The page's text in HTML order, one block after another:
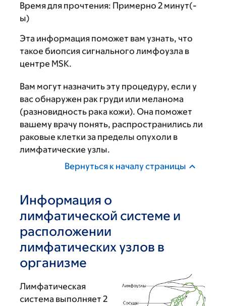
Время для прочтения: Примерно 2 минут(-
ы)
Эта информация поможет вам узнать, что
такое биопсия сигнального лимфоузла в
центре MSK.
Вам могут назначить эту процедуру, если у
вас обнаружен рак груди или меланома
(разновидность рака кожи). Она поможет
вашему врачу понять, распространились ли
раковые клетки за пределы опухоли в
лимфатические узлы.
Вернуться к началу страницы
Информация о
лимфатической системе и
расположении
лимфатических узлов в
организме
Лимфатическая
система выполняет 2